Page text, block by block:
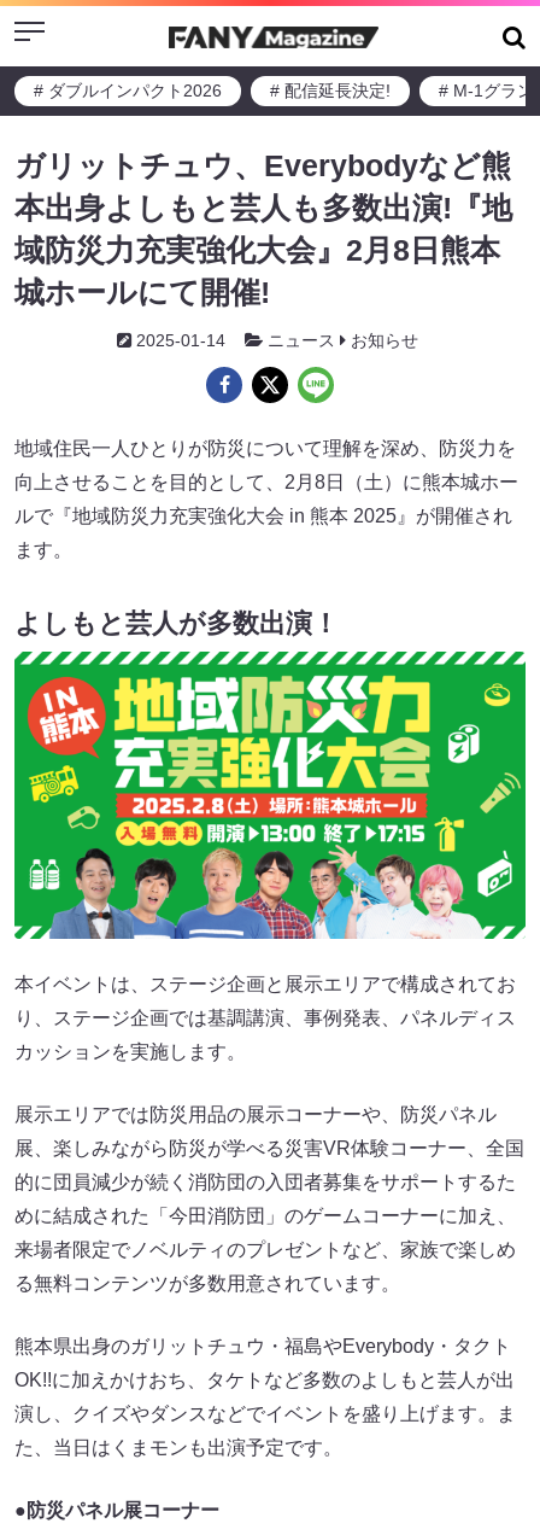
Menu
# ダブルインパクト2026 # 配信延長決定! # M-1グラン
ガリットチュウ、Everybodyなど熊
本出身よしもと芸人も多数出演!『地
域防災力充実強化大会』2月8日熊本
城ホールにて開催!
2025-01-14 ニュース お知らせ
地域住民一人ひとりが防災について理解を深め、防災力を
向上させることを目的として、2月8日（土）に熊本城ホー
ルで『地域防災力充実強化大会 in 熊本 2025』が開催され
ます。
よしもと芸人が多数出演！
本イベントは、ステージ企画と展示エリアで構成されてお
り、ステージ企画では基調講演、事例発表、パネルディス
カッションを実施します。
展示エリアでは防災用品の展示コーナーや、防災パネル
展、楽しみながら防災が学べる災害VR体験コーナー、全国
的に団員減少が続く消防団の入団者募集をサポートするた
めに結成された「今田消防団」のゲームコーナーに加え、
来場者限定でノベルティのプレゼントなど、家族で楽しめ
る無料コンテンツが多数用意されています。
熊本県出身のガリットチュウ・福島やEverybody・タクト
OK!!に加えかけおち、タケトなど多数のよしもと芸人が出
演し、クイズやダンスなどでイベントを盛り上げます。ま
た、当日はくまモンも出演予定です。
●防災パネル展コーナー